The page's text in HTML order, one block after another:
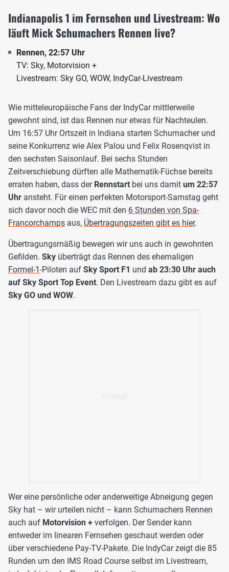
Indianapolis 1 im Fernsehen und Livestream: Wo
läuft Mick Schumachers Rennen live?
Rennen, 22:57 Uhr
TV: Sky, Motorvision +
Livestream: Sky GO, WOW, IndyCar-Livestream
Wie mitteleuropäische Fans der IndyCar mittlerweile
gewohnt sind, ist das Rennen nur etwas für Nachteulen.
Um 16:57 Uhr Ortszeit in Indiana starten Schumacher und
seine Konkurrenz wie Alex Palou und Felix Rosenqvist in
den sechsten Saisonlauf. Bei sechs Stunden
Zeitverschiebung dürften alle Mathematik-Füchse bereits
erraten haben, dass derRennstart bei uns damit um 22:57
Uhr ansteht. Für einen perfekten Motorsport-Samstag geht
sich davor noch die WEC mit den 6 Stunden von Spa-
Francorchamps aus, Übertragungszeiten gibt es hier.
Übertragungsmäßig bewegen wir uns auch in gewohnten
Gefilden. Sky überträgt das Rennen des ehemaligen
Formel-1 -Piloten auf Sky Sport F1 und ab 23:30 Uhr auch
auf Sky Sport Top Event. Den Livestream dazu gibt es auf
Sky GO und WOW.
Wer eine persönliche oder anderweitige Abneigung gegen
Sky hat – wir urteilen nicht – kann Schumachers Rennen
auch auf Motorvision + verfolgen. Der Sender kann
entweder im linearen Fernsehen geschaut werden oder
über verschiedene Pay-TV-Pakete. Die IndyCar zeigt die 85
Runden um den IMS Road Course selbst im Livestream,